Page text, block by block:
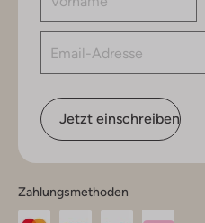
Jetzt einschreiben
Zahlungsmethoden